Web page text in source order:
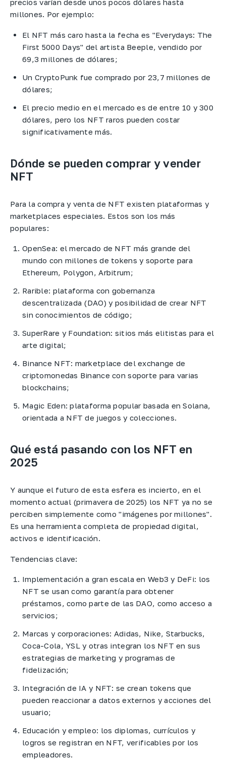
precios varían desde unos pocos dólares hasta
millones. Por ejemplo:
El NFT más caro hasta la fecha es "Everydays: The
First 5000 Days" del artista Beeple, vendido por
69,3 millones de dólares;
Un CryptoPunk fue comprado por 23,7 millones de
dólares;
El precio medio en el mercado es de entre 10 y 300
dólares, pero los NFT raros pueden costar
significativamente más.
Dónde se pueden comprar y vender
NFT
Para la compra y venta de NFT existen plataformas y
marketplaces especiales. Estos son los más
populares:
OpenSea: el mercado de NFT más grande del
mundo con millones de tokens y soporte para
Ethereum, Polygon, Arbitrum;
Rarible: plataforma con gobernanza
descentralizada (DAO) y posibilidad de crear NFT
sin conocimientos de código;
SuperRare y Foundation: sitios más elitistas para el
arte digital;
Binance NFT: marketplace del exchange de
criptomonedas Binance con soporte para varias
blockchains;
Magic Eden: plataforma popular basada en Solana,
orientada a NFT de juegos y colecciones.
Qué está pasando con los NFT en
2025
Y aunque el futuro de esta esfera es incierto, en el
momento actual (primavera de 2025) los NFT ya no se
perciben simplemente como "imágenes por millones".
Es una herramienta completa de propiedad digital,
activos e identificación.
Tendencias clave:
Implementación a gran escala en Web3 y DeFi: los
NFT se usan como garantía para obtener
préstamos, como parte de las DAO, como acceso a
servicios;
Marcas y corporaciones: Adidas, Nike, Starbucks,
Coca-Cola, YSL y otras integran los NFT en sus
estrategias de marketing y programas de
fidelización;
Integración de IA y NFT: se crean tokens que
pueden reaccionar a datos externos y acciones del
usuario;
Educación y empleo: los diplomas, currículos y
logros se registran en NFT, verificables por los
empleadores.